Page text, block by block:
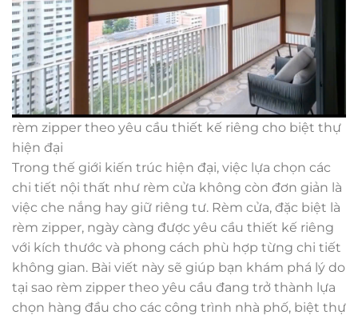
rèm zipper theo yêu cầu thiết kế riêng cho biệt thự
hiện đại
Trong thế giới kiến trúc hiện đại, việc lựa chọn các
chi tiết nội thất như rèm cửa không còn đơn giản là
việc che nắng hay giữ riêng tư. Rèm cửa, đặc biệt là
rèm zipper, ngày càng được yêu cầu thiết kế riêng
với kích thước và phong cách phù hợp từng chi tiết
không gian. Bài viết này sẽ giúp bạn khám phá lý do
tại sao rèm zipper theo yêu cầu đang trở thành lựa
chọn hàng đầu cho các công trình nhà phố, biệt thự